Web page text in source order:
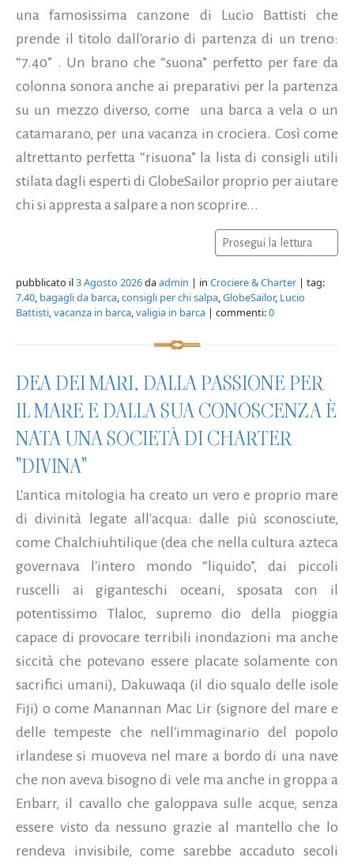
una famosissima canzone di Lucio Battisti che
prende il titolo dall'orario di partenza di un treno:
“7.40” . Un brano che “suona” perfetto per fare da
colonna sonora anche ai preparativi per la partenza
su un mezzo diverso, come una barca a vela o un
catamarano, per una vacanza in crociera. Così come
altrettanto perfetta “risuona” la lista di consigli utili
stilata dagli esperti di GlobeSailor proprio per aiutare
chi si appresta a salpare a non scoprire...
Prosegui la lettura
pubblicato il3 Agosto 2026daadmin | in Crociere & Charter | tag:
7.40, bagagli da barca,consigli per chi salpa,GlobeSailor, Lucio
Battisti,vacanza in barca,valigia in barca | commenti:0
DEA DEI MARI, DALLA PASSIONE PER
IL MARE E DALLA SUA CONOSCENZA È
NATA UNA SOCIETÀ DI CHARTER
"DIVINA"
L'antica mitologia ha creato un vero e proprio mare
di divinità legate all'acqua: dalle più sconosciute,
come Chalchiuhtilique (dea che nella cultura azteca
governava l'intero mondo “liquido”, dai piccoli
ruscelli ai giganteschi oceani, sposata con il
potentissimo Tlaloc, supremo dio della pioggia
capace di provocare terribili inondazioni ma anche
siccità che potevano essere placate solamente con
sacrifici umani), Dakuwaqa (il dio squalo delle isole
Fiji) o come Manannan Mac Lir (signore del mare e
delle tempeste che nell'immaginario del popolo
irlandese si muoveva nel mare a bordo di una nave
che non aveva bisogno di vele ma anche in groppa a
Enbarr, il cavallo che galoppava sulle acque, senza
essere visto da nessuno grazie al mantello che lo
rendeva invisibile, come sarebbe accaduto secoli